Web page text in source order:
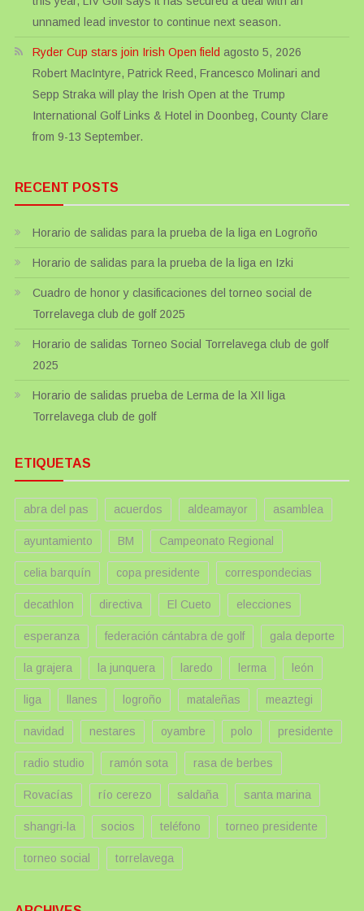
unnamed lead investor to continue next season.
Ryder Cup stars join Irish Open field agosto 5, 2026
Robert MacIntyre, Patrick Reed, Francesco Molinari and
Sepp Straka will play the Irish Open at the Trump
International Golf Links & Hotel in Doonbeg, County Clare
from 9-13 September.
RECENT POSTS
Horario de salidas para la prueba de la liga en Logroño
Horario de salidas para la prueba de la liga en Izki
Cuadro de honor y clasificaciones del torneo social de
Torrelavega club de golf 2025
Horario de salidas Torneo Social Torrelavega club de golf
2025
Horario de salidas prueba de Lerma de la XII liga
Torrelavega club de golf
ETIQUETAS
abra del pas acuerdos aldeamayor asamblea
ayuntamiento BM Campeonato Regional
celia barquín copa presidente correspondecias
decathlon directiva El Cueto elecciones
esperanza federación cántabra de golf gala deporte
la grajera la junquera laredo lerma león
liga llanes logroño mataleñas meaztegi
navidad nestares oyambre polo presidente
radio studio ramón sota rasa de berbes
Rovacías río cerezo saldaña santa marina
shangri-la socios teléfono torneo presidente
torneo social torrelavega